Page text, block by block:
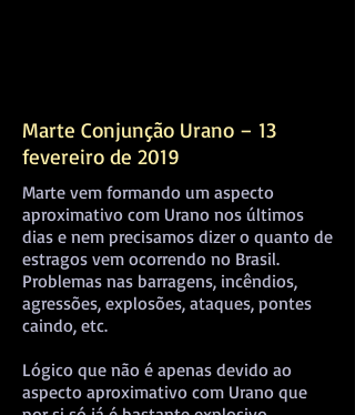
Marte Conjunção Urano – 13
fevereiro de 2019
Marte vem formando um aspecto
aproximativo com Urano nos últimos
dias e nem precisamos dizer o quanto de
estragos vem ocorrendo no Brasil.
Problemas nas barragens, incêndios,
agressões, explosões, ataques, pontes
caindo, etc.
Lógico que não é apenas devido ao
aspecto aproximativo com Urano que